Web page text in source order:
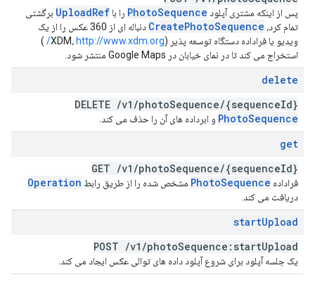
پس از اینکه مشتری آپلود PhotoSequence را با UploadRef
برگشتی
تمام کرد،
CreatePhotoSequence
دنباله ای از 360 عکس را از یک
ویدیو یا فراداده دستگاه توسعه پذیر (XDM،http://www.xdm.org/
)
استخراج می کند تا در نمای خیابان در Google Maps منتشر شود.
delete
DELETE /v1 /photoSequence/{sequenceId}
PhotoSequence و ابرداده های آن را حذف می کند.
get
GET /v1 /photoSequence/{sequenceId}
فراداده PhotoSequence مشخص شده را از طریق رابط Operation
دریافت می کند.
startUpload
POST /v1 /photoSequence:startUpload
یک جلسه آپلود برای شروع آپلود داده های توالی عکس ایجاد می کند.